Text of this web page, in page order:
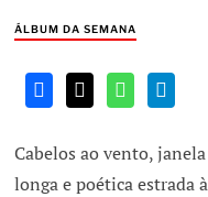
ÁLBUM DA SEMANA
Cabelos ao vento,
longa e poética estrada